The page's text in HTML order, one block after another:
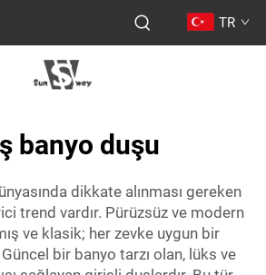
TR
banyo duşu
dikkate alınması gereken
trend vardır. Pürüzsüz ve modern
ve klasik; her zevke uygun bir
bir banyo tarzı olan, lüks ve